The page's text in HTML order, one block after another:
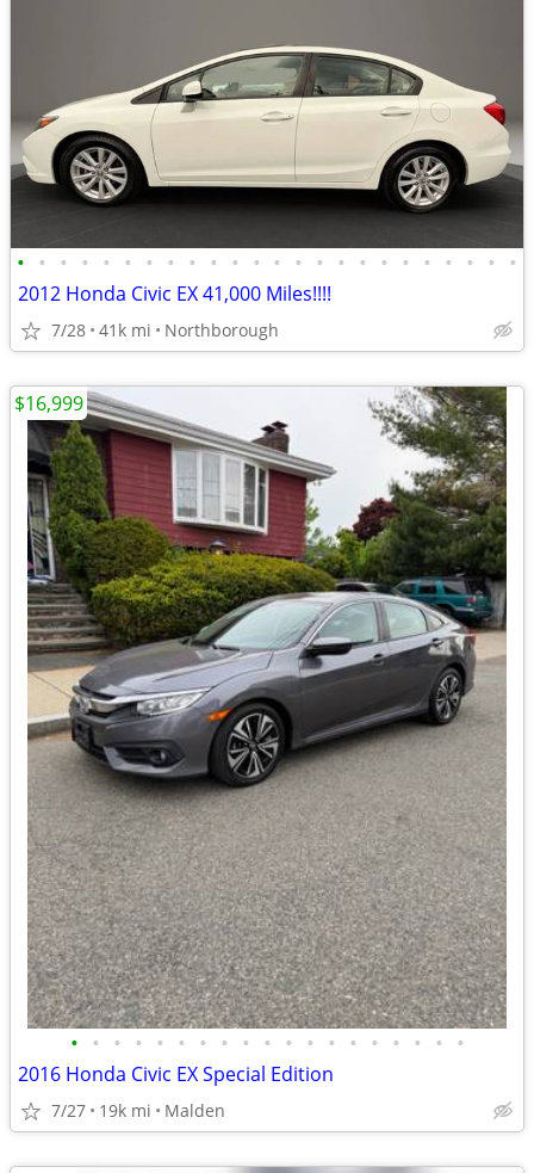
• • • • • • • • • • • • • • • • • • • • • • • •
2012 Honda Civic EX 41,000 Miles!!!!
7/28 41k mi Northborough
• • • • • • • • • • • • • • • • • • •
2016 Honda Civic EX Special Edition
7/27 19k mi Malden
$16,999